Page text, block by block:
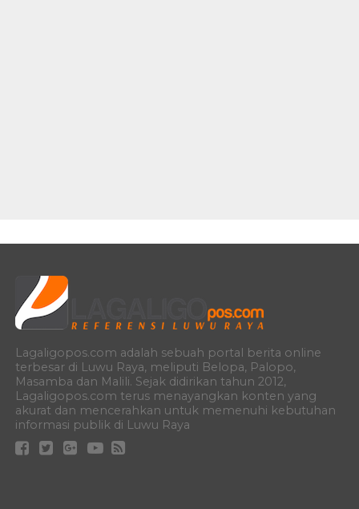
Lagaligopos.com adalah sebuah portal berita online
terbesar di Luwu Raya, meliputi Belopa, Palopo,
Masamba dan Malili. Sejak didirikan tahun 2012,
Lagaligopos.com terus menayangkan konten yang
akurat dan mencerahkan untuk memenuhi kebutuhan
informasi publik di Luwu Raya